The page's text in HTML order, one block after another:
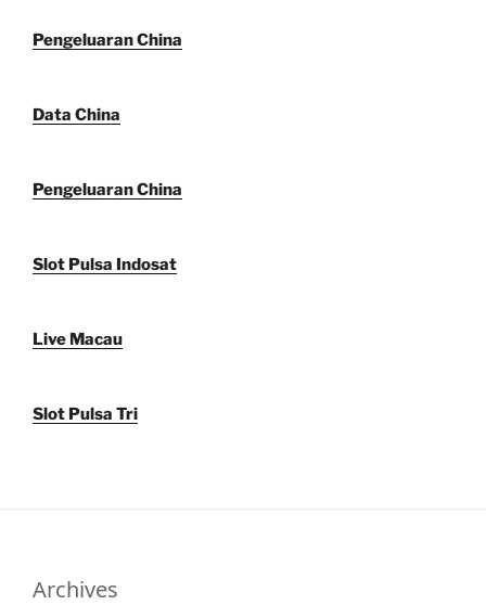
Pengeluaran China
Data China
Pengeluaran China
Slot Pulsa Indosat
Live Macau
Slot Pulsa Tri
Archives